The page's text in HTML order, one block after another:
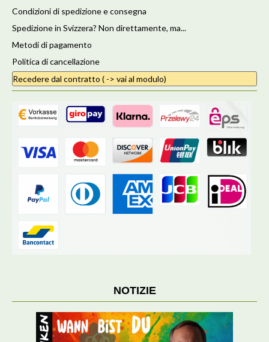
Condizioni di spedizione e consegna
Spedizione in Svizzera? Non direttamente, ma...
Metodi di pagamento
Politica di cancellazione
Recedere dal contratto ( -> vai al modulo)
NOTIZIE